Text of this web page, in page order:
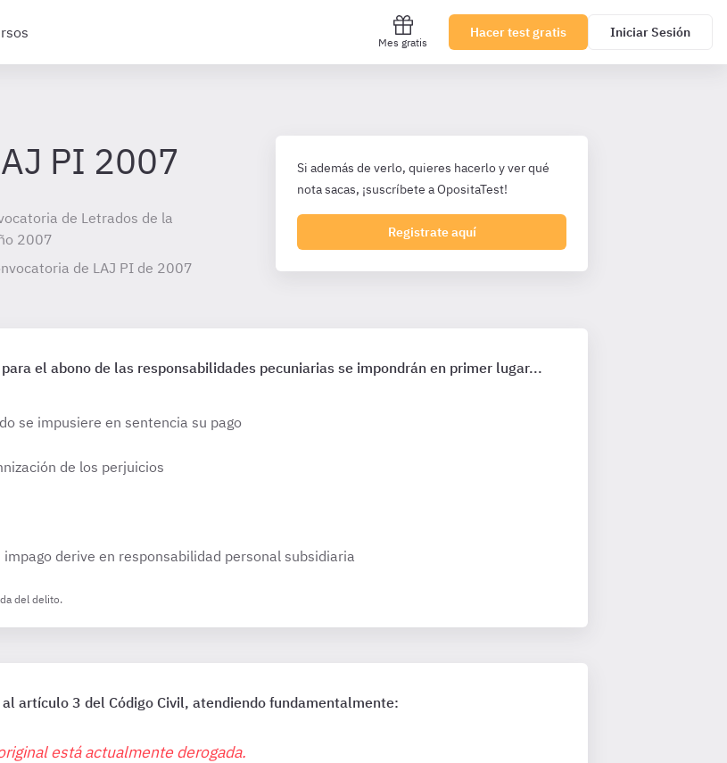
Mes gratis
Hacer test gratis Iniciar Sesión
PI 2007
de Letrados de la
2007
de LAJ PI de 2007
Si además de verlo, quieres hacerlo y ver qué
nota sacas, ¡suscríbete a OpositaTest!
Registrate aquí
el abono de las responsabilidades pecuniarias se impondrán en primer lugar...
se impusiere en sentencia su pago
de los perjuicios
derive en responsabilidad personal subsidiaria
del delito.
artículo 3 del Código Civil, atendiendo fundamentalmente:
está actualmente derogada.